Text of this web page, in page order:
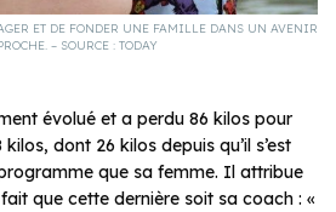
ET DE FONDER UNE FAMILLE DANS UN AVENIR
– SOURCE : TODAY
évolué et a perdu 86 kilos pour
dont 26 kilos depuis qu’il s’est
que sa femme. Il attribue
que cette dernière soit sa coach : «